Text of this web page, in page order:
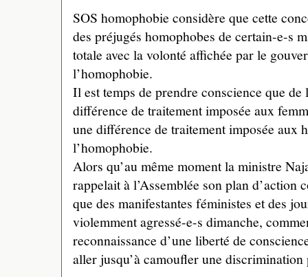
SOS homophobie considère que cette
des préjugés homophobes de certain-e-s
totale avec la volonté affichée par le
l’homophobie.
Il est temps de prendre conscience que de
différence de traitement imposée aux
une différence de traitement imposée aux
l’homophobie.
Alors qu’au même moment la ministre
rappelait à l’Assemblée son plan d’action
que des manifestantes féministes et des
violemment agressé-e-s dimanche,
reconnaissance d’une liberté de
aller jusqu’à camoufler une